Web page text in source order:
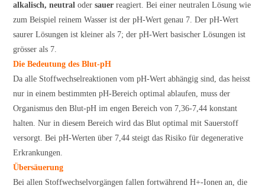
alkalisch, neutral odersauer reagiert. Bei einer neutralen Lösung wie
zum Beispiel reinem Wasser ist der pH-Wert genau 7. Der pH-Wert
saurer Lösungen ist kleiner als 7; der pH-Wert basischer Lösungen ist
grösser als 7.
Die Bedeutung des Blut-pH
Da alle Stoffwechselreaktionen vom pH-Wert abhängig sind, das heisst
nur in einem bestimmten pH-Bereich optimal ablaufen, muss der
Organismus den Blut-pH im engen Bereich von 7,36-7,44 konstant
halten. Nur in diesem Bereich wird das Blut optimal mit Sauerstoff
versorgt. Bei pH-Werten über 7,44 steigt das Risiko für degenerative
Erkrankungen.
Übersäuerung
Bei allen Stoffwechselvorgängen fallen fortwährend H+-Ionen an, die